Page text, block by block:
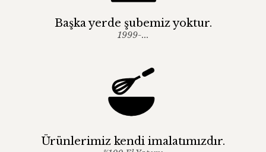
Başka yerde şubemiz yoktur.
1999-...
Ürünlerimiz kendi imalatımızdır.